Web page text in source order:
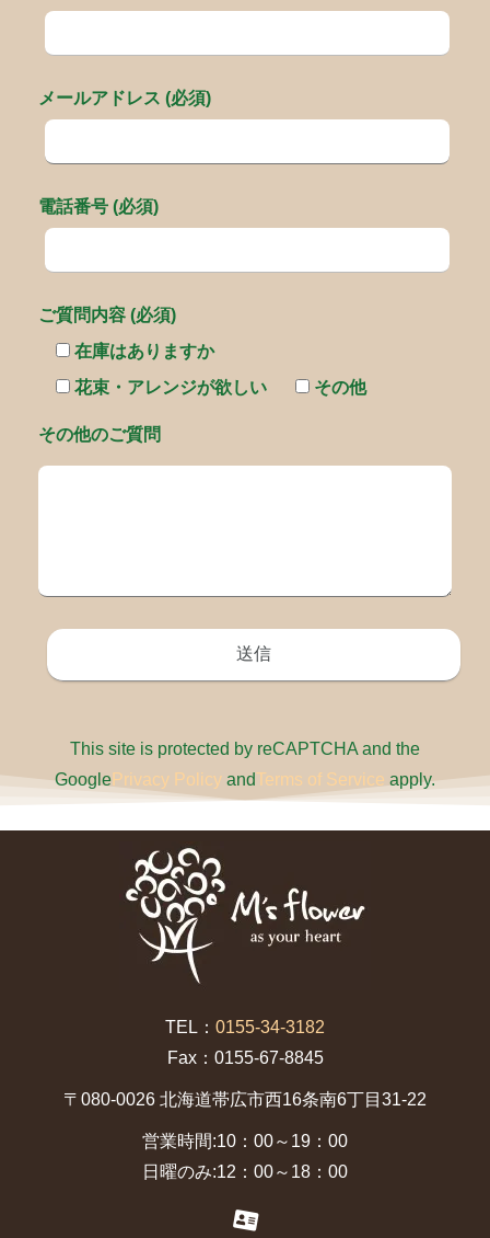
メールアドレス (必須)
電話番号 (必須)
ご質問内容 (必須)
在庫はありますか
花束・アレンジが欲しい
その他
その他のご質問
This site is protected by reCAPTCHA and the
GooglePrivacy Policy andTerms of Service apply.
TEL： 0155-34-3182
Fax：0155-67-8845
〒080-0026 北海道帯広市西16条南6丁目31-22
営業時間:10：00～19：00
日曜のみ:12：00～18：00